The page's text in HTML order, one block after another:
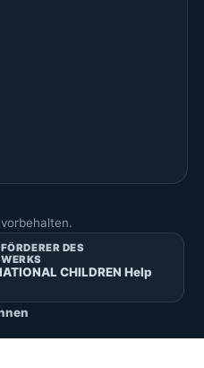
DES
CHILDREN Help